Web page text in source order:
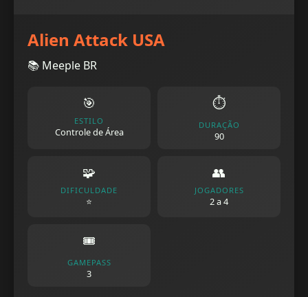
Alien Attack USA
📚 Meeple BR
🎯
ESTILO
Controle de Área
⏱️
DURAÇÃO
90
🧩
DIFICULDADE
⭐
👥
JOGADORES
2 a 4
🎟️
GAMEPASS
3